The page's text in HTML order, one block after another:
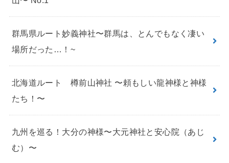
群馬県ルート妙義神社〜群馬は、とんでもなく凄い
場所だった…！~
北海道ルート 樽前山神社 〜頼もしい龍神様と神様
たち！〜
九州を巡る！大分の神様〜大元神社と安心院（あじ
む）〜